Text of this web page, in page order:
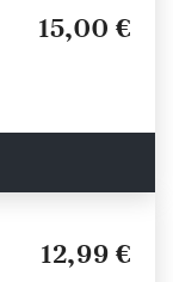
15,00 €
12,99 €